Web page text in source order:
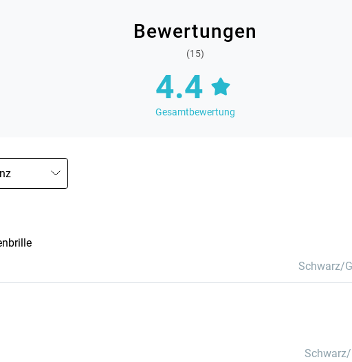
Bewertungen
(15)
4.4
Gesamtbewertung
Schwarz/